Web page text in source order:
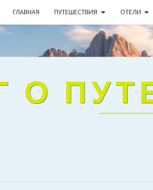
ГЛАВНАЯ ПУТЕШЕСТВИЯ ОТЕЛИ
О